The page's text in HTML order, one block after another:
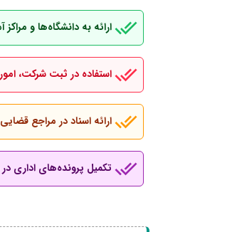
ارائه به دانشگاه‌ها و
استفاده در ثبت شرکت،
ارائه اسناد در مراجع
تکمیل پرونده‌های اداری